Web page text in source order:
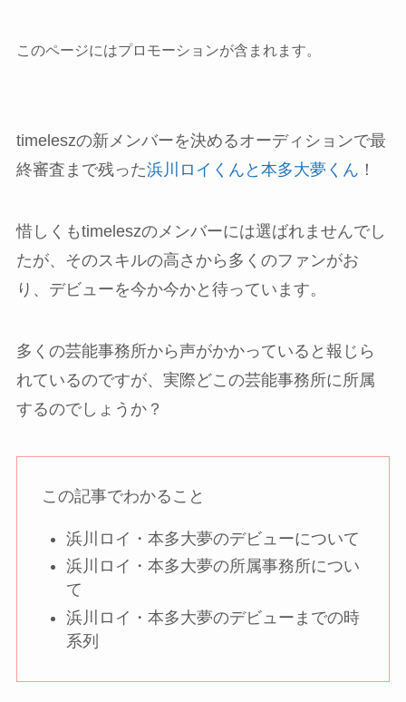
このページにはプロモーションが含まれます。
timeleszの新メンバーを決めるオーディションで最
終審査まで残った浜川ロイくんと本多大夢くん ！
惜しくもtimeleszのメンバーには選ばれませんでし
たが、そのスキルの高さから多くのファンがお
り、デビューを今か今かと待っています。
多くの芸能事務所から声がかかっていると報じら
れているのですが、実際どこの芸能事務所に所属
するのでしょうか？
この記事でわかること
浜川ロイ・本多大夢のデビューについて
浜川ロイ・本多大夢の所属事務所につい
て
浜川ロイ・本多大夢のデビューまでの時
系列